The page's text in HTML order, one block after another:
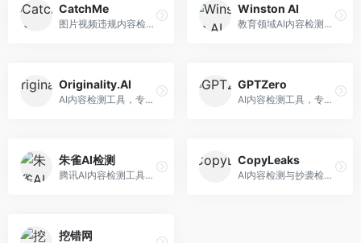
CatchMe
图片视频违规内容检测平台，专注于视觉内容安全。面向内容平台，提供图片审核、视频审核、直播监控等服务，视觉检测专业。
Winston AI
教育领域AI内容检测平台，专注于学术诚信。面向教育机构，提供AI内容检测、抄袭检测、报告生成等服务，教育适配性强。
Originality.AI
AI内容检测工具，专注于内容原创性验证。面向内容创作者和出版商，提供AI检测、抄袭检测、批量分析等服务，检测精度高。
GPTZero
AI内容检测工具，专注于AI生成文本识别。面向教育工作者和出版商，提供文本检测、批量分析、API接口等服务，检测准确率高。
朱雀AI检测
腾讯AI内容检测工具，专注于中文内容识别。面向中文用户，提供AI内容检测、文本分析、报告生成等服务，中文检测专业。
CopyLeaks
AI内容检测与抄袭检测平台，专注于内容原创性验证。面向教育机构和出版商，提供AI检测、抄袭检测、多语言支持等服务，检测全面。
挖错网